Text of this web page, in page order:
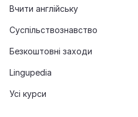
Вчити англійську
Суспільствознавство
Безкоштовні заходи
Lingupedia
Усі курси